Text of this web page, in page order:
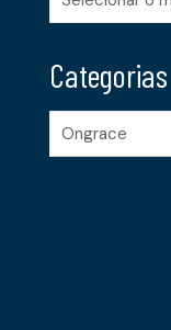
Categorias
Categorias